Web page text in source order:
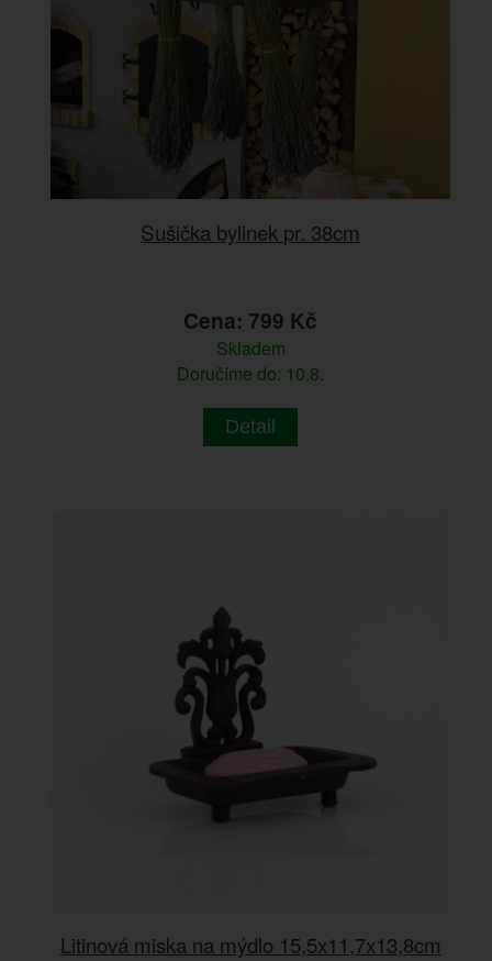
Sušička bylinek pr. 38cm
Cena: 799 Kč
Skladem
Doručíme do: 10.8.
Detail
Litinová miska na mýdlo 15,5x11,7x13,8cm